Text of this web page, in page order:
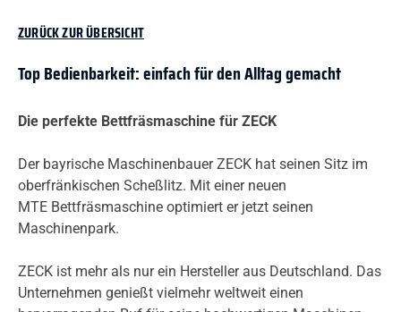
ZURÜCK ZUR ÜBERSICHT
Top Bedienbarkeit: einfach für den Alltag gemacht
Die perfekte Bettfräsmaschine für ZECK
Der bayrische Maschinenbauer ZECK hat seinen Sitz im
oberfränkischen Scheßlitz. Mit einer neuen
MTE Bettfräsmaschine optimiert er jetzt seinen
Maschinenpark.
ZECK ist mehr als nur ein Hersteller aus Deutschland. Das
Unternehmen genießt vielmehr weltweit einen